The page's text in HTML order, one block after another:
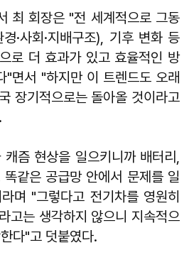
최 회장은 "전 세계적으로 그동
·사회·지배구조), 기후 변화 등
로 더 효과가 있고 효율적인 방
"면서 "하지만 이 트렌드도 오래
장기적으로는 돌아올 것이라고
즘 현상을 일으키니까 배터리,
같은 공급망 안에서 문제를 일
며 "그렇다고 전기차를 영원히
고는 생각하지 않으니 지속적으
다"고 덧붙였다.